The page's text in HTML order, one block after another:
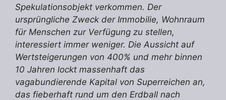
Spekulationsobjekt verkommen. Der
ursprüngliche Zweck der Immobilie, Wohnraum
für Menschen zur Verfügung zu stellen,
interessiert immer weniger. Die Aussicht auf
Wertsteigerungen von 400% und mehr binnen
10 Jahren lockt massenhaft das
vagabundierende Kapital von Superreichen an,
das fieberhaft rund um den Erdball nach